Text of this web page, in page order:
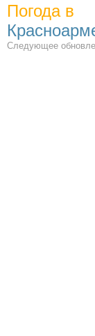
Погода в
Следующее